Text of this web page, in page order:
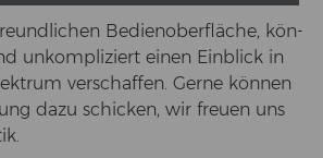
Be­dien­ober­flä­che, kön­
un­kom­pli­ziert einen Ein­blick in
ver­schaf­fen. Gerne kön­nen
dazu schi­cken, wir freu­en uns